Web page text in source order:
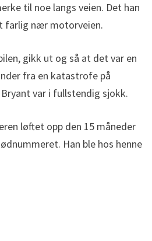
til noe langs veien. Det han
farlig nær motorveien.
gikk ut og så at det var en
fra en katastrofe på
var i fullstendig sjokk.
løftet opp den 15 måneder
Han ble hos henne